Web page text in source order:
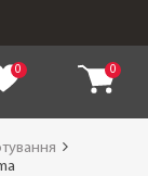
0 0